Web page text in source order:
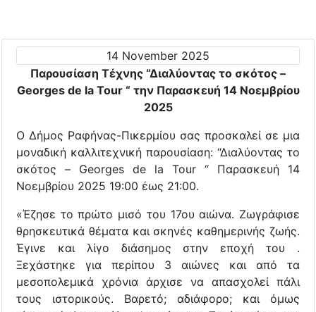
14 November 2025
Παρουσίαση Τέχνης “Διαλύοντας το σκότος –
Georges de la Tour “ την Παρασκευή 14 Νοεμβρίου
2025
Ο Δήμος Ραφήνας-Πικερμίου σας προσκαλεί σε μια
μοναδική καλλιτεχνική παρουσίαση: “Διαλύοντας το
σκότος – Georges de la Tour “ Παρασκευή 14
Νοεμβρίου 2025 19:00 έως 21:00.
«Έζησε το πρώτο μισό του 17ου αιώνα. Ζωγράφισε
θρησκευτικά θέματα και σκηνές καθημερινής ζωής.
Έγινε και λίγο διάσημος στην εποχή του .
Ξεχάστηκε για περίπου 3 αιώνες και από τα
μεσοπολεμικά χρόνια άρχισε να απασχολεί πάλι
τους ιστορικούς. Βαρετό; αδιάφορο; και όμως